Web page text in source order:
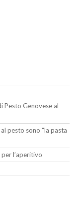
Pesto Genovese al
pesto sono “la pasta
l’aperitivo